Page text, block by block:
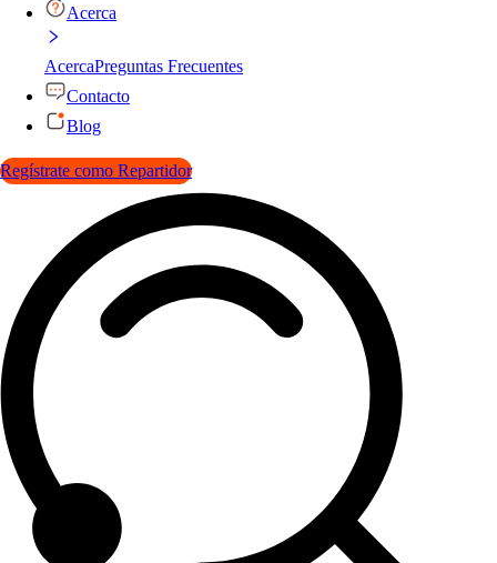
Acerca
AcercaPreguntas Frecuentes
Contacto
Blog
Regístrate como Repartidor